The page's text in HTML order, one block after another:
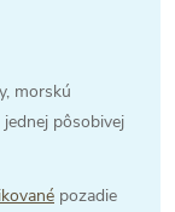
morskú
pôsobivej
pozadie